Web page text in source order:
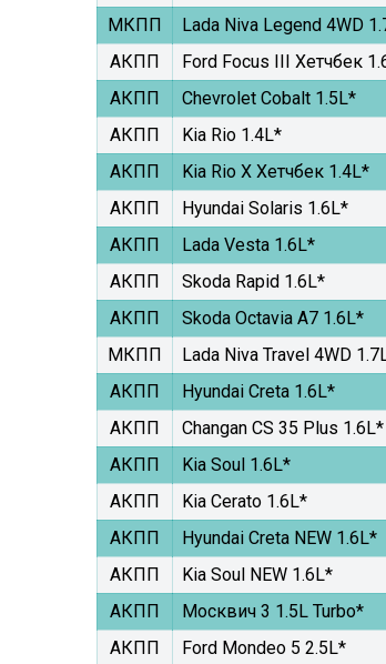
МКПП
Lada Niva Legend 4WD
АКПП
Ford Focus III Хетчбек
АКПП
Chevrolet Cobalt 1.5L*
АКПП
Kia Rio 1.4L*
АКПП
Kia Rio X Хетчбек 1.4L*
АКПП
Hyundai Solaris 1.6L*
АКПП
Lada Vesta 1.6L*
АКПП
Skoda Rapid 1.6L*
АКПП
Skoda Octavia A7 1.6L*
МКПП
Lada Niva Travel 4WD
АКПП
Hyundai Creta 1.6L*
АКПП
Changan CS 35 Plus 1.6L*
АКПП
Kia Soul 1.6L*
АКПП
Kia Cerato 1.6L*
АКПП
Hyundai Creta NEW 1.6L*
АКПП
Kia Soul NEW 1.6L*
АКПП
Москвич 3 1.5L Turbo*
АКПП
Ford Mondeo 5 2.5L*